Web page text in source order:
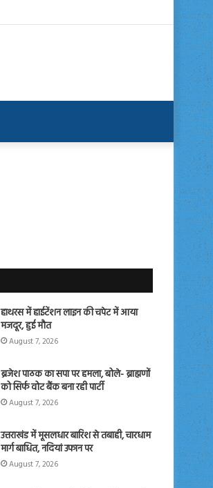
हाथरस में हाईटेंशन लाइन की चपेट में आया
मजदूर, हुई मौत
August 7, 2026
ब्रजेश पाठक का सपा पर हमला, बोले- ब्राह्मणों
को सिर्फ वोट बैंक बना रही पार्टी
August 7, 2026
उत्तराखंड में मूसलधार बारिश से तबाही, चारधाम
मार्ग बाधित, नदियां उफान पर
August 7, 2026